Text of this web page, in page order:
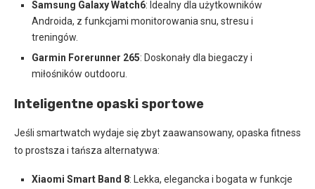
Samsung Galaxy Watch6: Idealny dla użytkowników
Androida, z funkcjami monitorowania snu, stresu i
treningów.
Garmin Forerunner 265: Doskonały dla biegaczy i
miłośników outdooru.
Inteligentne opaski sportowe
Jeśli smartwatch wydaje się zbyt zaawansowany, opaska fitness
to prostsza i tańsza alternatywa:
Xiaomi Smart Band 8: Lekka, elegancka i bogata w funkcje